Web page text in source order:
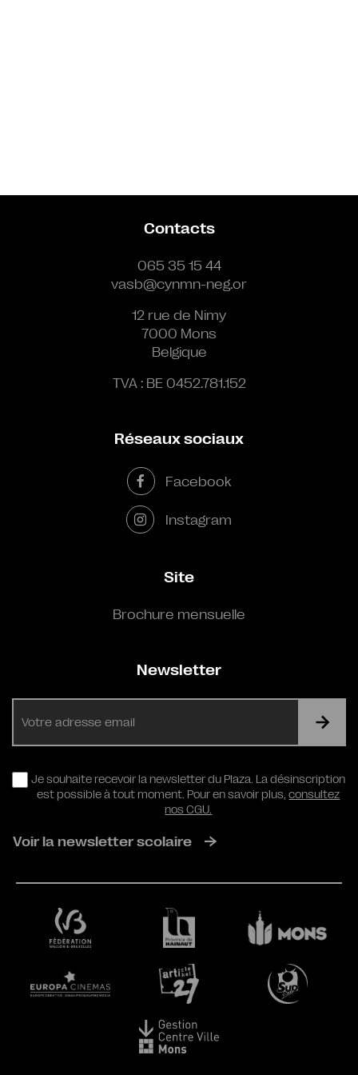
Contacts
065 35 15 44
vasb@cynmn-neg.or
12 rue de Nimy
7000 Mons
Belgique
TVA : BE 0452.781.152
Réseaux sociaux
Facebook
Instagram
Site
Brochure mensuelle
Newsletter
RGPD
Je souhaite recevoir la newsletter du Plaza. La désinscription
est possible à tout moment. Pour en savoir plus,consultez
nos CGU.
Voir la newsletter scolaire